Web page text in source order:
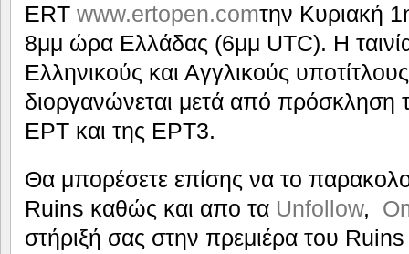
ERT www.ertopen.comτην Κυριακή
8μμ ώρα Ελλάδας (6μμ UTC). Η
Ελληνικούς και Αγγλικούς
διοργανώνεται μετά από πρόσκληση
ΕΡΤ και της ΕΡΤ3.
Θα μπορέσετε επίσης να το
Ruins καθώς και απο τα Unfollow,
στήριξή σας στην πρεμιέρα του Ruins